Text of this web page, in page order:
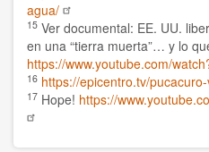
agua/
15 Ver documental: EE. UU.
en una “tierra muerta”… y lo
https://www.youtube.com/
16 https://epicentro.tv/
17 Hope! https://